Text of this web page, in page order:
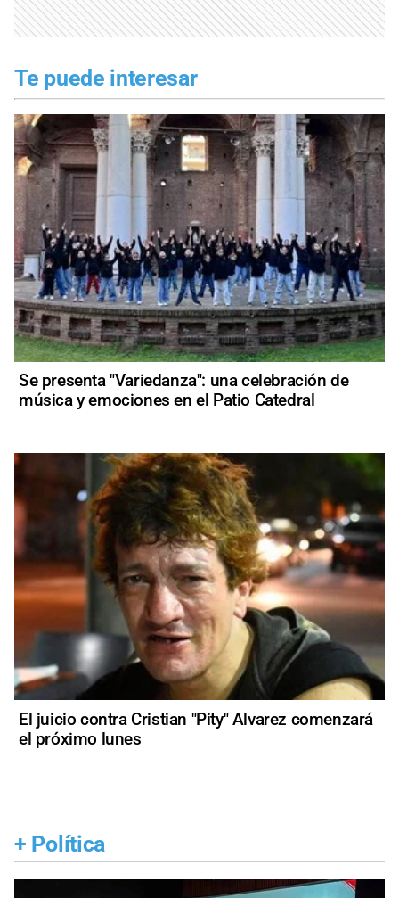
Te puede interesar
Se presenta "Variedanza": una celebración de
música y emociones en el Patio Catedral
El juicio contra Cristian "Pity" Alvarez comenzará
el próximo lunes
+ Política